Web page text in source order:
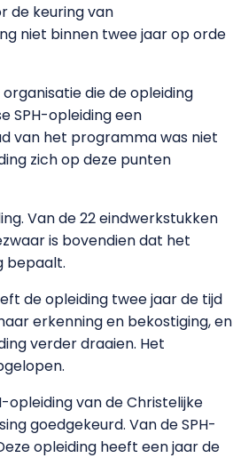
de keuring van
niet binnen twee jaar op orde
die de opleiding
SPH-opleiding een
van het programma was niet
zich op deze punten
Van de 22 eindwerkstukken
is bovendien dat het
bepaalt.
de opleiding twee jaar de tijd
erkenning en bekostiging, en
verder draaien. Het
opleiding van de Christelijke
goedgekeurd. Van de SPH-
opleiding heeft een jaar de